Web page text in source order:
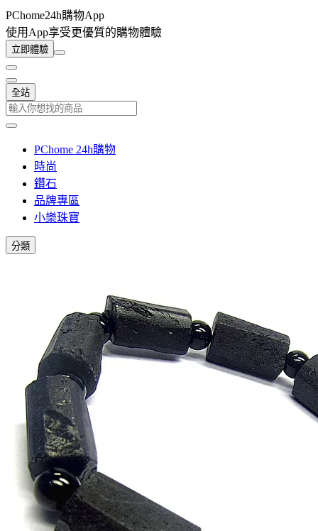
PChome24h購物App
使用App享受更優質的購物體驗
立即體驗
全站
PChome 24h購物
時尚
鑽石
品牌專區
小樂珠寶
分類